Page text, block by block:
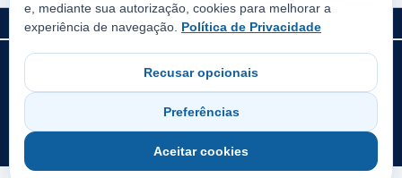
Sistema oficial desenvolvido pela Diretoria de Tecnologia da
e, mediante sua autorização, cookies para melhorar a
experiência de navegação. Política de Privacidade
Recusar opcionais
Preferências
Aceitar cookies